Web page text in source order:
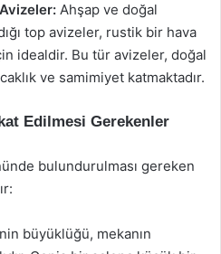
Ahşap ve doğal
top avizeler, rustik bir hava
idealdir. Bu tür avizeler, doğal
ve samimiyet katmaktadır.
Edilmesi Gerekenler
bulundurulması gereken
büyüklüğü, mekanın